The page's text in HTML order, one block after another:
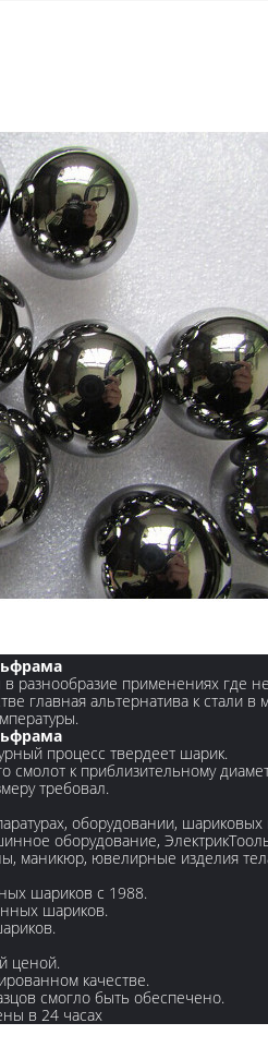
разнообразие применениях где
главная альтернатива к стали
процесс твердеет шарик.
смолот к приблизительному
требовал.
оборудовании,
оборудование,
маникюр, ювелирные изделия
шариков с 1988.
шариков.
ценой.
качестве.
смогло быть обеспечено.
в 24 часах